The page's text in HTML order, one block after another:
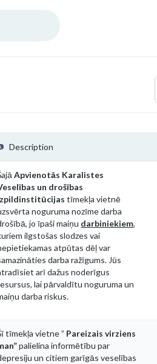
Description
Apvienotās Karalistes
un drošības
tīmekļa vietnē
noguruma nozīme darba
jo īpaši maiņu darbiniekiem,
ilgstošas slodzes vai
atpūtas dēļ var
darba ražīgums. Jūs
arī dažus noderīgus
lai pārvaldītu noguruma un
darba riskus.
tīmekļa vietne ” Pareizais virziens
palielina informētību par
un citiem garīgās veselības